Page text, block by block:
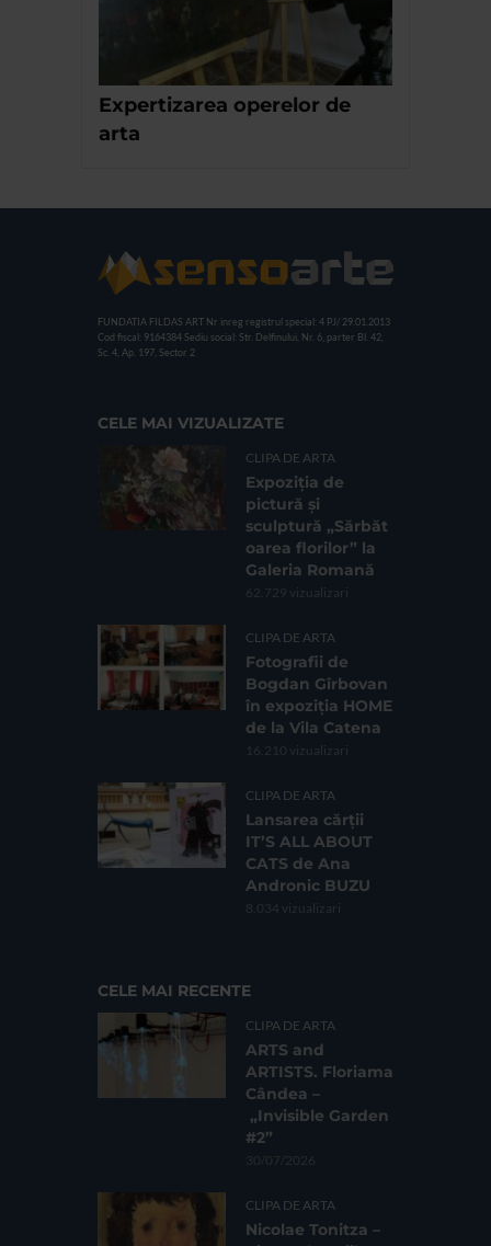
Expertizarea operelor de
arta
FUNDATIA FILDAS ART Nr inreg registrul special: 4 PJ/ 29.01.2013
Cod fiscal: 9164384 Sediu social: Str. Delfinului, Nr. 6, parter Bl. 42,
Sc. 4, Ap. 197, Sector 2
CELE MAI VIZUALIZATE
CLIPA DE ARTA
Expoziția de
pictură și
sculptură „Sărbăt
oarea florilor” la
Galeria Romană
62.729 vizualizari
CLIPA DE ARTA
Fotografii de
Bogdan Gîrbovan
în expoziția HOME
de la Vila Catena
16.210 vizualizari
CLIPA DE ARTA
Lansarea cărții
IT’S ALL ABOUT
CATS de Ana
Andronic BUZU
8.034 vizualizari
CELE MAI RECENTE
CLIPA DE ARTA
ARTS and
ARTISTS. Floriama
Cândea –
„Invisible Garden
#2”
30/07/2026
CLIPA DE ARTA
Nicolae Tonitza –